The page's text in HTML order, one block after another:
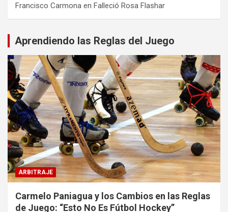
Francisco Carmona en Falleció Rosa Flashar
Aprendiendo las Reglas del Juego
ARBITRAJE
Carmelo Paniagua y los Cambios en las Reglas
de Juego: “Esto No Es Fútbol Hockey”